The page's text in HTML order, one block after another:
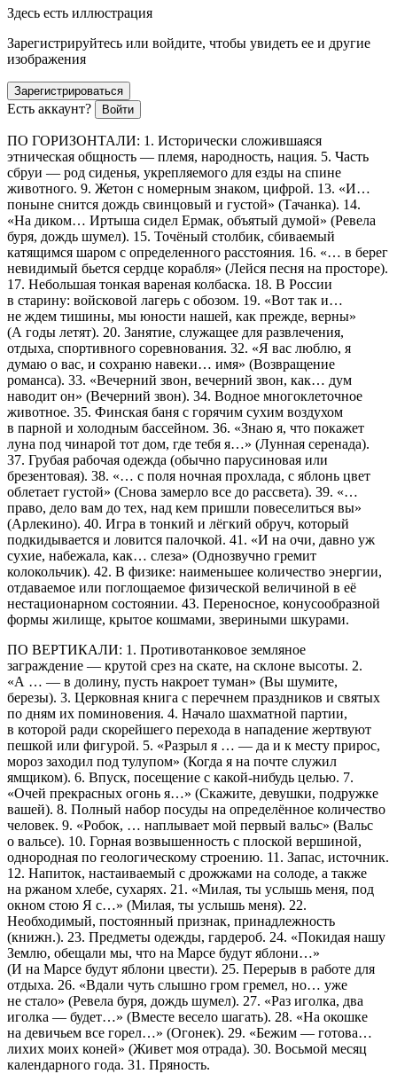
Здесь есть иллюстрация
Зарегистрируйтесь или войдите, чтобы увидеть ее и другие
изображения
Зарегистрироваться
Есть аккаунт? Войти
ПО ГОРИЗОНТАЛИ: 1. Исторически сложившаяся
этническая общность — племя, народность, нация. 5. Часть
сбруи — род сиденья, укрепляемого для езды на спине
животного. 9. Жетон с номерным знаком, цифрой. 13. «И…
поныне снится дождь свинцовый и густой» (Тачанка). 14.
«На диком… Иртыша сидел Ермак, объятый думой» (Ревела
буря, дождь шумел). 15. Точёный столбик, сбиваемый
катящимся шаром с определенного расстояния. 16. «… в берег
невидимый бьется сердце корабля» (Лейся песня на просторе).
17. Небольшая тонкая вареная колбаска. 18. В России
в старину: войсковой лагерь с обозом. 19. «Вот так и…
не ждем тишины, мы юности нашей, как прежде, верны»
(А годы летят). 20. Занятие, служащее для развлечения,
отдыха, спортивного соревнования. 32. «Я вас люблю, я
думаю о вас, и сохраню навеки… имя» (Возвращение
романса). 33. «Вечерний звон, вечерний звон, как… дум
наводит он» (Вечерний звон). 34. Водное многоклеточное
животное. 35. Финская баня с горячим сухим воздухом
в парной и холодным бассейном. 36. «Знаю я, что покажет
луна под чинарой тот дом, где тебя я…» (Лунная серенада).
37. Грубая рабочая одежда (обычно парусиновая или
брезентовая). 38. «… с поля ночная прохлада, с яблонь цвет
облетает густой» (Снова замерло все до рассвета). 39. «…
право, дело вам до тех, над кем пришли повеселиться вы»
(Арлекино). 40. Игра в тонкий и лёгкий обруч, который
подкидывается и ловится палочкой. 41. «И на очи, давно уж
сухие, набежала, как… слеза» (Однозвучно гремит
колокольчик). 42. В физике: наименьшее количество энергии,
отдаваемое или поглощаемое физической величиной в её
нестационарном состоянии. 43. Переносное, конусообразной
формы жилище, крытое кошмами, звериными шкурами.
ПО ВЕРТИКАЛИ: 1. Противотанковое земляное
заграждение — крутой срез на скате, на склоне высоты. 2.
«А … — в долину, пусть накроет туман» (Вы шумите,
березы). 3. Церковная книга с перечнем праздников и святых
по дням их поминовения. 4. Начало шахматной партии,
в которой ради скорейшего перехода в нападение жертвуют
пешкой или фигурой. 5. «Разрыл я … — да и к месту прирос,
мороз заходил под тулупом» (Когда я на почте служил
ямщиком). 6. Впуск, посещение с какой-нибудь целью. 7.
«Очей прекрасных огонь я…» (Скажите, девушки, подружке
вашей). 8. Полный набор посуды на определённое количество
человек. 9. «Робок, … наплывает мой первый вальс» (Вальс
о вальсе). 10. Горная возвышенность с плоской вершиной,
однородная по геологическому строению. 11. Запас, источник.
12. Напиток, настаиваемый с дрожжами на солоде, а также
на ржаном хлебе, сухарях. 21. «Милая, ты услышь меня, под
окном стою Я с…» (Милая, ты услышь меня). 22.
Необходимый, постоянный признак, принадлежность
(книжн.). 23. Предметы одежды, гардероб. 24. «Покидая нашу
Землю, обещали мы, что на Марсе будут яблони…»
(И на Марсе будут яблони цвести). 25. Перерыв в работе для
отдыха. 26. «Вдали чуть слышно гром гремел, но… уже
не стало» (Ревела буря, дождь шумел). 27. «Раз иголка, два
иголка — будет…» (Вместе весело шагать). 28. «На окошке
на девичьем все горел…» (Огонек). 29. «Бежим — готова…
лихих моих коней» (Живет моя отрада). 30. Восьмой месяц
календарного года. 31. Пряность.